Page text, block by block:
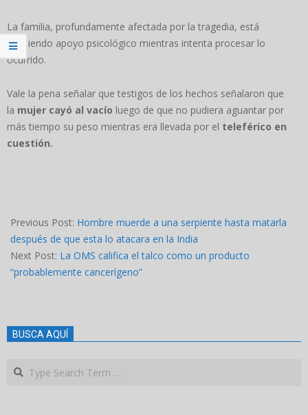
La familia, profundamente afectada por la tragedia, está
recibiendo apoyo psicológico mientras intenta procesar lo
ocurrido.
Vale la pena señalar que testigos de los hechos señalaron que
la mujer cayó al vacío luego de que no pudiera aguantar por
más tiempo su peso mientras era llevada por el teleférico en
cuestión.
07-
10
Previous Post: Hombre muerde a una serpiente hasta matarla
después de que esta lo atacara en la India
Next Post: La OMS califica el talco como un producto
“probablemente cancerígeno”
BUSCA AQUÍ
Search